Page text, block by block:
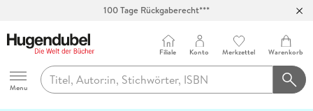
100 Tage Rückgaberecht***
Hugendubel
Menu
Filiale Konto Merkzettel Warenkorb